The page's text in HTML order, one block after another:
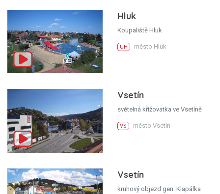
Hluk
Koupaliště Hluk
UH město Hluk
Vsetín
světelná křižovatka ve Vsetíně
VS město Vsetín
Vsetín
kruhový objezd gen. Klapálka